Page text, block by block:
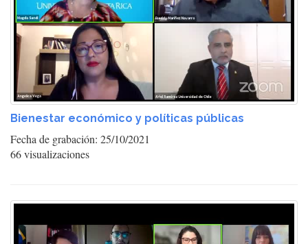
Bienestar económico y políticas públicas
Fecha de grabación: 25/10/2021
66 visualizaciones